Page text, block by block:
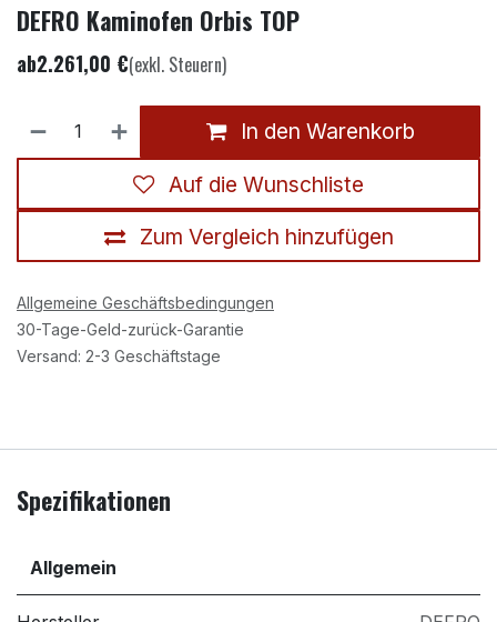
DEFRO Kaminofen Orbis TOP
ab2.261,00 €(exkl. Steuern)
In den Warenkorb
Zum Vergleich hinzufügen
Auf die Wunschliste
Allgemeine Geschäftsbedingungen
30-Tage-Geld-zurück-Garantie
Versand: 2-3 Geschäftstage
Spezifikationen
Allgemein